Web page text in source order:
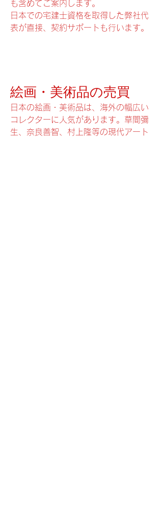
も含めてご案内します。
日本での宅建士資格を取得した弊社代
表が直接、契約サポートも行います。
絵画・美術品の売買
日本の絵画・美術品は、海外の幅広い
コレクターに人気があります。草間彌
生、奈良善智、村上隆等の現代アート